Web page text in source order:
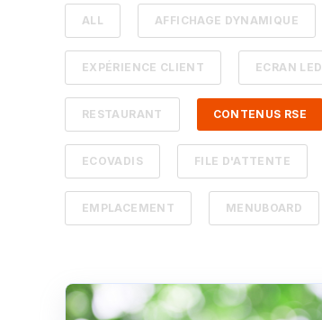
ALL AFFICHAGE DYNAMIQUE
EXPÉRIENCE CLIENT ECRAN LED
RESTAURANT CONTENUS RSE
ECOVADIS FILE D'ATTENTE
EMPLACEMENT MENUBOARD